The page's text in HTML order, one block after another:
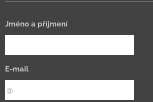
Jméno a příjmení
E-mail